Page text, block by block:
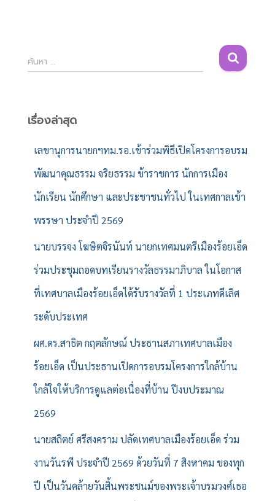
ค้
น
สำ
ค้นหา …
เรื่องล่าสุด
เลขานุการนายกฯทม.รอ.เข้าร่วมพิธีเปิดโครงการอบรม
พัฒนาคุณธรรม จริยธรรม ข้าราชการ นักการเมือง
นักเรียน นักศึกษา และประชาชนทั่วไป ในเทศกาลเข้า
พรรษา ประจำปี 2569
นายบรรจง โฆษิตจิรนันท์ นายกเทศมนตรีเมืองร้อยเอ็ด
ร่วมประชุมถอดบทเรียนรางวัลธรรมาภิบาล ในโอกาส
ที่เทศบาลเมืองร้อยเอ็ดได้รับรางวัลที่ 1 ประเภทดีเลิศ
ระดับประเทศ
ผศ.ดร.สาธิต กฤตลักษณ์ ประธานสภาเทศบาลเมือง
ร้อยเอ็ด เป็นประธานเปิดการอบรมโครงการใกล้บ้าน
ใกล้ใจให้บริการดูแลต่อเนื่องที่บ้าน ปีงบประมาณ
2569
นายสถิตย์ ศรีสงคราม ปลัดเทศบาลเมืองร้อยเอ็ด ร่วม
งานวันรพี ประจำปี 2569 ด้วยวันที่ 7 สิงหาคม ของทุก
ปี เป็นวันคล้ายวันสิ้นพระชนม์ของพระเจ้าบรมวงศ์เธอ